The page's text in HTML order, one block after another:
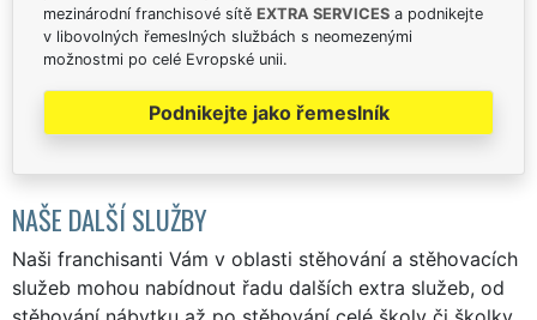
mezinárodní franchisové sítě EXTRA SERVICES a podnikejte
v libovolných řemeslných službách s neomezenými
možnostmi po celé Evropské unii.
Podnikejte jako řemeslník
NAŠE DALŠÍ SLUŽBY
Naši franchisanti Vám v oblasti stěhování a stěhovacích
služeb mohou nabídnout řadu dalších extra služeb, od